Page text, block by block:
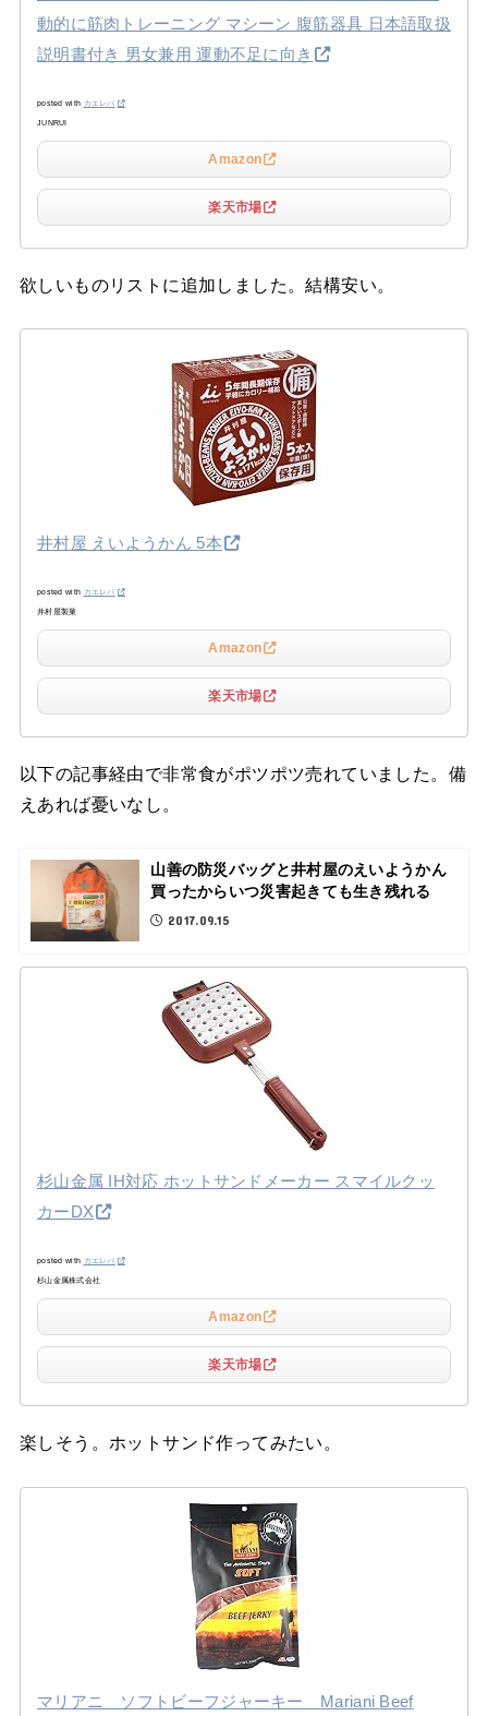
動的に筋肉トレーニング マシーン 腹筋器具 日本語取扱
説明書付き 男女兼用 運動不足に向き
posted with カエレバ
JUNRUI
Amazon
楽天市場
欲しいものリストに追加しました。結構安い。
井村屋 えいようかん 5本
posted with カエレバ
井村屋製菓
Amazon
楽天市場
以下の記事経由で非常食がポツポツ売れていました。備
えあれば憂いなし。
山善の防災バッグと井村屋のえいようかん
買ったからいつ災害起きても生き残れる
2017.09.15
杉山金属 IH対応 ホットサンドメーカー スマイルクッ
カーDX
posted with カエレバ
杉山金属株式会社
Amazon
楽天市場
楽しそう。ホットサンド作ってみたい。
マリアニ ソフトビーフジャーキー Mariani Beef